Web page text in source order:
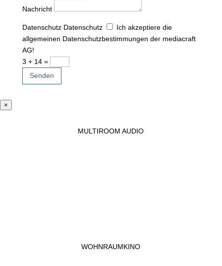
Nachricht
Datenschutz Datenschutz
Ich akzeptiere die
allgemeinen Datenschutzbestimmungen der mediacraft
AG!
3 + 14=
Senden
×
MULTIROOM AUDIO
WOHNRAUMKINO